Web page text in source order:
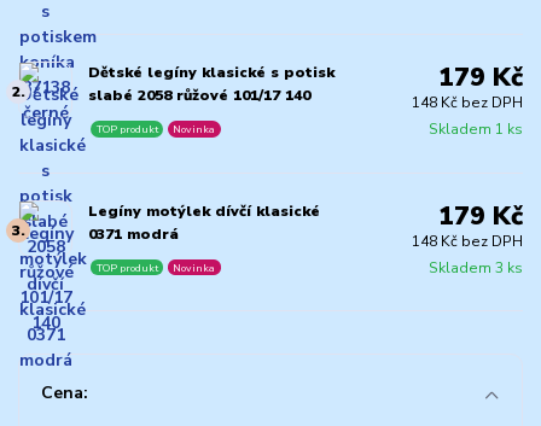
2.
Dětské legíny klasické s potisk
slabé 2058 růžové 101/17 140
Skladem 1 ks
TOP produkt Novinka
179 Kč
148 Kč bez DPH
3.
Legíny motýlek dívčí klasické
0371 modrá
Skladem 3 ks
TOP produkt Novinka
179 Kč
148 Kč bez DPH
Cena: